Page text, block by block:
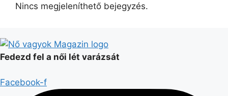
Nincs megjeleníthető bejegyzés.
Fedezd fel a női lét varázsát
Facebook-f